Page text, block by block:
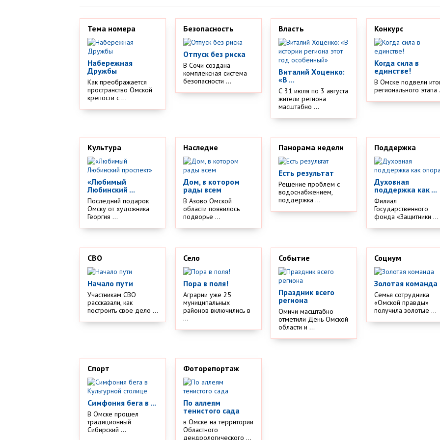
Тема номера
Набережная
Дружбы
Как преображается
пространство Омской
крепости с ...
Безопасность
Отпуск без риска
В Сочи создана
комплексная система
безопасности ...
Власть
Виталий Хоценко:
«В ...
С 31 июля по 3 августа
жители региона
масштабно ...
Конкурс
Когда сила в
единстве!
В Омске подвели
регионального этапа
Культура
«Любимый
Любинский ...
Последний подарок
Омску от художника
Георгия ...
Наследие
Дом, в котором
рады всем
В Азово Омской
области появилось
подворье ...
Панорама недели
Есть результат
Решение проблем с
водоснабжением,
поддержка ...
Поддержка
Духовная
поддержка как ...
Филиал
Государственного
фонда «Защитники ...
СВО
Начало пути
Участникам СВО
рассказали, как
построить свое дело ...
Село
Пора в поля!
Аграрии уже 25
муниципальных
районов включились в
...
Событие
Праздник всего
региона
Омичи масштабно
отметили День Омской
области и ...
Социум
Золотая команда
Семья сотрудника
«Омской правды»
получила золотые ...
Спорт
Симфония бега в ...
В Омске прошел
традиционный
Сибирский ...
Фоторепортаж
По аллеям
тенистого сада
в Омске на территории
Областного
дендрологического ...